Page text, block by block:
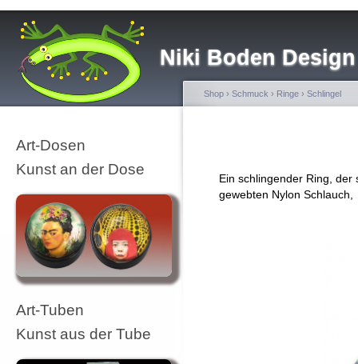
Niki Boden Design
Art-Dosen
Kunst an der Dose
Art-Tuben
Kunst aus der Tube
Shop › Schmuck › Ringe › Schlingel
Ein schlingender Ring,
gewebten Nylon Schlauch,